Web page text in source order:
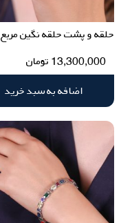
حلقه و پشت حلقه نگین مربع
13,300,000 تومان
اضافه به سبد خرید